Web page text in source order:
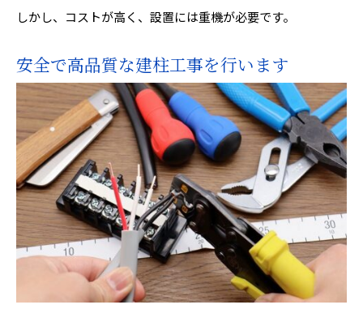
しかし、コストが高く、設置には重機が必要です。
安全で高品質な建柱工事を行います